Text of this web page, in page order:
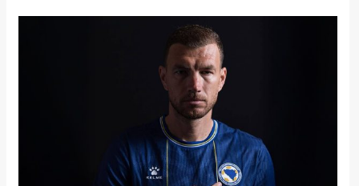
Kolumne